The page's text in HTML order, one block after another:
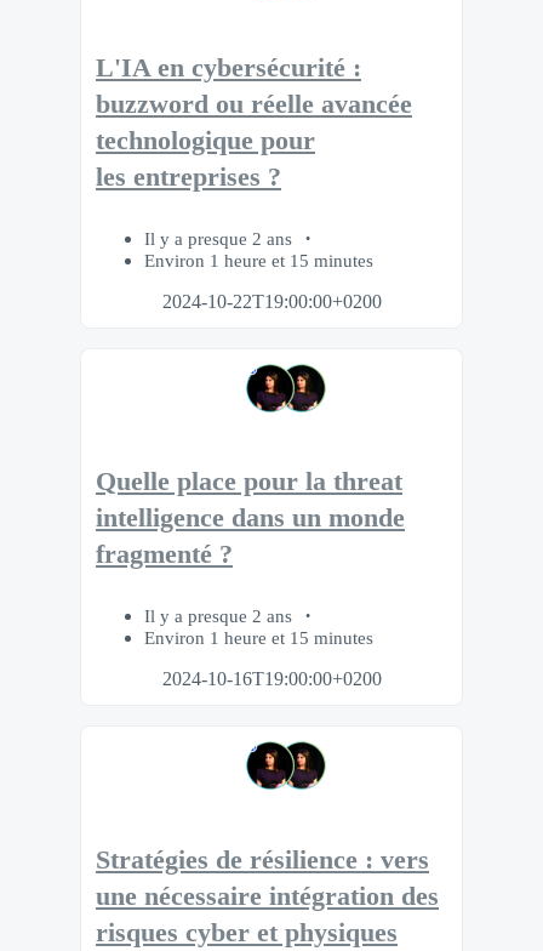
L'IA en cybersécurité :
buzzword ou réelle avancée
technologique pour
les entreprises ?
Il y a presque 2 ans
Environ 1 heure et 15 minutes
2024-10-22T19:00:00+0200
Quelle place pour la threat
intelligence dans un monde
fragmenté ?
Il y a presque 2 ans
Environ 1 heure et 15 minutes
2024-10-16T19:00:00+0200
Stratégies de résilience : vers
une nécessaire intégration des
risques cyber et physiques